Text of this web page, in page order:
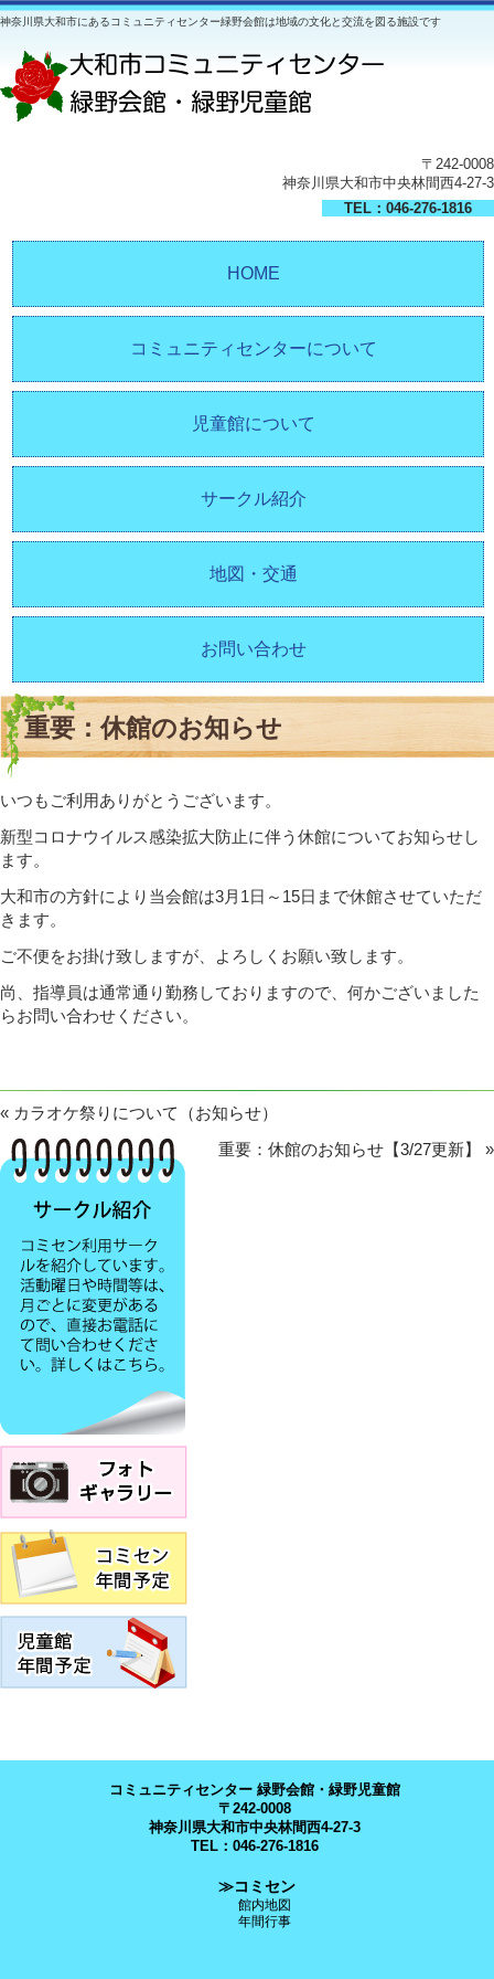
神奈川県大和市にあるコミュニティセンター緑野会館は地域の文化と交流を図る施設です
〒242-0008
神奈川県大和市中央林間西4-27-3
TEL：046-276-1816
HOME
コミュニティセンターについて
児童館について
サークル紹介
地図・交通
お問い合わせ
重要：休館のお知らせ
いつもご利用ありがとうございます。
新型コロナウイルス感染拡大防止に伴う休館についてお知らせし
ます。
大和市の方針により当会館は3月1日～15日まで休館させていただ
きます。
ご不便をお掛け致しますが、よろしくお願い致します。
尚、指導員は通常通り勤務しておりますので、何かございました
らお問い合わせください。
« カラオケ祭りについて（お知らせ）
重要：休館のお知らせ【3/27更新】
»
コミュニティセンター 緑野会館・緑野児童館
〒242-0008
神奈川県大和市中央林間西4-27-3
TEL：046-276-1816
≫コミセン
館内地図
年間行事